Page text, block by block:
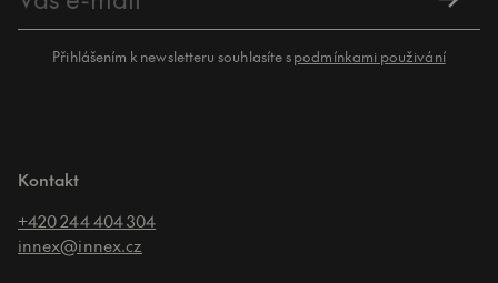
Přihlášením k newsletteru souhlasíte spodmínkami použivání
Kontakt
+420 244 404 304
innex@innex.cz